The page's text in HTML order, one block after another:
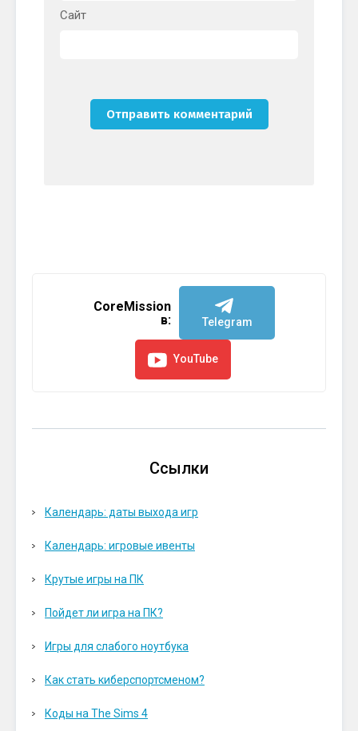
Сайт
CoreMission
в:
Telegram
YouTube
Ссылки
Календарь: даты выхода игр
Календарь: игровые ивенты
Крутые игры на ПК
Пойдет ли игра на ПК?
Игры для слабого ноутбука
Как стать киберспортсменом?
Коды на The Sims 4